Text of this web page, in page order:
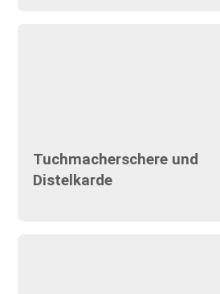
Tuchmacherschere und
Distelkarde